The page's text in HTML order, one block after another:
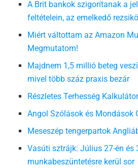
A Brit bankok szigorítanak a
feltételein, az emelkedő
Miért váltottam az Amazon
Megmutatom!
Majdnem 1,5 millió beteg
mivel több száz praxis bezár
Részletes Terhesség
Angol Szólások és Mondások
Meseszép tengerpartok
Vasúti sztrájk: Július 27-én és
munkabeszüntetésre kerül sor